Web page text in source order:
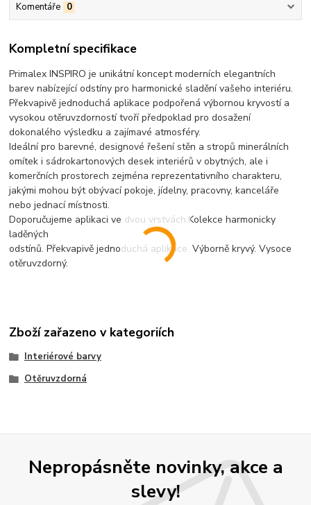
Komentáře 0
Kompletní specifikace
Primalex INSPIRO je unikátní koncept moderních elegantních
barev nabízející odstíny pro harmonické sladění vašeho interiéru.
Překvapivě jednoduchá aplikace podpořená výbornou kryvostí a
vysokou otěruvzdorností tvoří předpoklad pro dosažení
dokonalého výsledku a zajímavé atmosféry.
Ideální pro barevné, designové řešení stěn a stropů minerálních
omítek i sádrokartonových desek interiérů v obytných, ale i
komerčních prostorech zejména reprezentativního charakteru,
jakými mohou být obývací pokoje, jídelny, pracovny, kanceláře
nebo jednací místnosti.
Doporučujeme aplikaci ve dvou vrstvách.Kolekce harmonicky
laděných
odstínů. Překvapivě jednoduchá aplikace. Výborně kryvý. Vysoce
otěruvzdorný.
Zboží zařazeno v kategoriích
Interiérové barvy
Otěruvzdorná
Nepropásněte novinky, akce a
slevy!